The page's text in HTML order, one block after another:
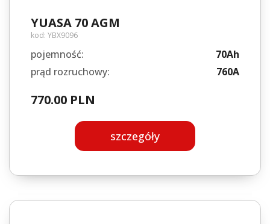
YUASA 70 AGM
kod: YBX9096
pojemność:
70Ah
prąd rozruchowy:
760A
770.00 PLN
szczegóły